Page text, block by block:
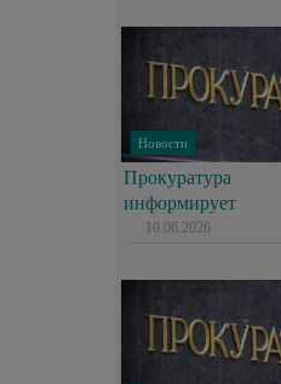
Новости
Прокуратура
информирует
10.06.2026